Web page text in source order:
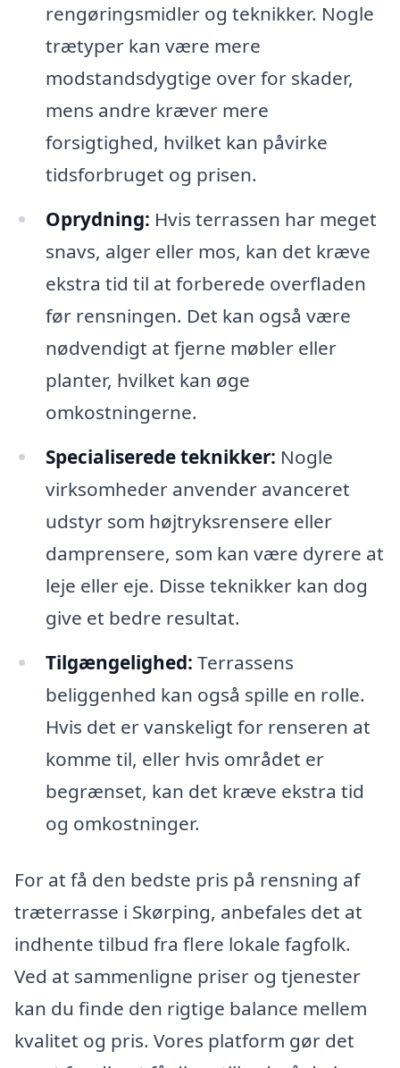
rengøringsmidler og teknikker. Nogle
trætyper kan være mere
modstandsdygtige over for skader,
mens andre kræver mere
forsigtighed, hvilket kan påvirke
tidsforbruget og prisen.
Oprydning: Hvis terrassen har meget
snavs, alger eller mos, kan det kræve
ekstra tid til at forberede overfladen
før rensningen. Det kan også være
nødvendigt at fjerne møbler eller
planter, hvilket kan øge
omkostningerne.
Specialiserede teknikker: Nogle
virksomheder anvender avanceret
udstyr som højtryksrensere eller
damprensere, som kan være dyrere at
leje eller eje. Disse teknikker kan dog
give et bedre resultat.
Tilgængelighed: Terrassens
beliggenhed kan også spille en rolle.
Hvis det er vanskeligt for renseren at
komme til, eller hvis området er
begrænset, kan det kræve ekstra tid
og omkostninger.
For at få den bedste pris på rensning af
træterrasse i Skørping, anbefales det at
indhente tilbud fra flere lokale fagfolk.
Ved at sammenligne priser og tjenester
kan du finde den rigtige balance mellem
kvalitet og pris. Vores platform gør det